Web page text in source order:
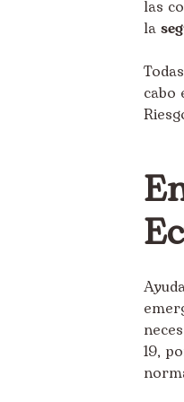
las
la
cabo
19,